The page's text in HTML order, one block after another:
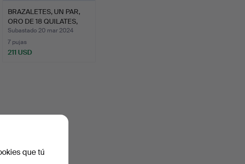
BRAZALETES, UN PAR,
ORO DE 18 QUILATES,
CO…
Subastado 20 mar 2024
7 pujas
211 USD
que tú